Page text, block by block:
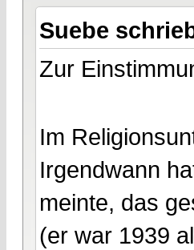
Suebe
Zur
Im
Irgendwann
meinte, das
(er war 1939